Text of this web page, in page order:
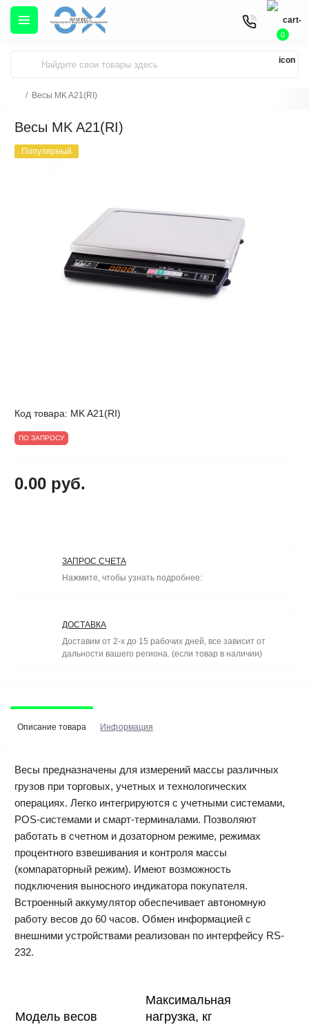
0
Весы MK A21(RI)
Весы MK A21(RI)
Популярный
Код товара: MK A21(RI)
ПО ЗАПРОСУ
0.00 руб.
ЗАПРОС СЧЕТА
Нажмите, чтобы узнать подробнее:
ДОСТАВКА
Доставим от 2-х до 15 рабочих дней, все зависит от
дальности вашего региона. (если товар в наличии)
Описание товара Информация
Весы предназначены для измерений массы различных
грузов при торговых, учетных и технологических
операциях. Легко интегрируются с учетными системами,
POS-системами и смарт-терминалами. Позволяют
работать в счетном и дозаторном режиме, режимах
процентного взвешивания и контроля массы
(компараторный режим). Имеют возможность
подключения выносного индикатора покупателя.
Встроенный аккумулятор обеспечивает автономную
работу весов до 60 часов. Обмен информацией с
внешними устройствами реализован по интерфейсу RS-
232.
Модель весов
Максимальная
нагрузка, кг